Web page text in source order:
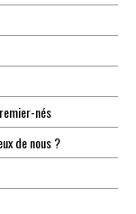
nés
de nous ?